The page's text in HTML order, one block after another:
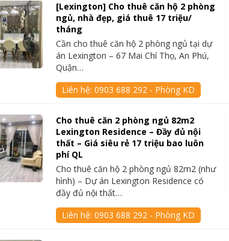
[Lexington] Cho thuê căn hộ 2 phòng
ngủ, nhà đẹp, giá thuê 17 triệu/
tháng
Cần cho thuê căn hộ 2 phòng ngủ tại dự
án Lexington – 67 Mai Chí Thọ, An Phú,
Quận…
Liên hệ:0903 688 292 - Phòng KD
Cho thuê căn 2 phòng ngủ 82m2
Lexington Residence – Đầy đủ nội
thất – Giá siêu rẻ 17 triệu bao luôn
phí QL
Cho thuê căn hộ 2 phòng ngủ 82m2 (như
hình) – Dự án Lexington Residence có
đầy đủ nội thất…
Liên hệ:0903 688 292 - Phòng KD